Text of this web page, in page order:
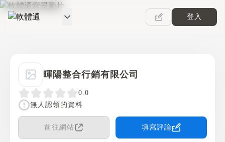
軟體通
登入
暉陽整合行銷有限公司
0.0
無人認領的資料
前往網站 填寫評論